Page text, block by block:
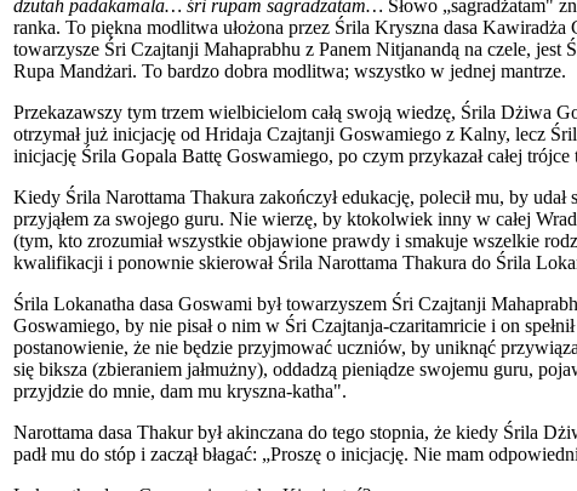
dżutah padakamala… śri rupam sagradżatam… Słowo „sagradżatam"
ranka. To piękna modlitwa ułożona przez Śrila Kryszna dasa
towarzysze Śri Czajtanji Mahaprabhu z Panem Nitjanandą na czele,
Rupa Mandżari. To bardzo dobra modlitwa; wszystko w jednej mantrze.
Przekazawszy tym trzem wielbicielom całą swoją wiedzę, Śrila Dżiwa
otrzymał już inicjację od Hridaja Czajtanji Goswamiego z Kalny, lecz
inicjację Śrila Gopala Battę Goswamiego, po czym przykazał całej
Kiedy Śrila Narottama Thakura zakończył edukację, polecił mu, by
przyjąłem za swojego guru. Nie wierzę, by ktokolwiek inny w całej
(tym, kto zrozumiał wszystkie objawione prawdy i smakuje wszelkie
kwalifikacji i ponownie skierował Śrila Narottama Thakura do Śrila
Śrila Lokanatha dasa Goswami był towarzyszem Śri Czajtanji
Goswamiego, by nie pisał o nim w Śri Czajtanja-czaritamricie i on
postanowienie, że nie będzie przyjmować uczniów, by uniknąć
się biksza (zbieraniem jałmużny), oddadzą pieniądze swojemu guru,
przyjdzie do mnie, dam mu kryszna-katha".
Narottama dasa Thakur był akinczana do tego stopnia, że kiedy Śrila
padł mu do stóp i zaczął błagać: „Proszę o inicjację. Nie mam